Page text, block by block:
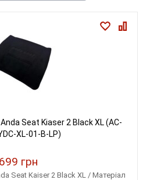
Seat Kiaser 2 Black XL (AC-
XL-01-B-LP)
грн
Seat Kaiser 2 Black XL / Матеріал